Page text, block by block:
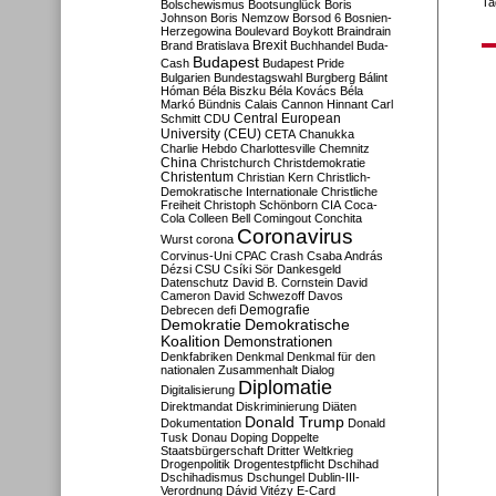
Bolschewismus Bootsunglück Boris
Johnson Boris Nemzow Borsod 6 Bosnien-
Herzegowina Boulevard Boykott Braindrain
Brand Bratislava Brexit Buchhandel Buda-
Cash Budapest Budapest Pride
Bulgarien Bundestagswahl Burgberg Bálint
Hóman Béla Biszku Béla Kovács Béla
Markó Bündnis Calais Cannon Hinnant Carl
Schmitt CDU Central European
University (CEU) CETA Chanukka
Charlie Hebdo Charlottesville Chemnitz
China Christchurch Christdemokratie
Christentum Christian Kern Christlich-
Demokratische Internationale Christliche
Freiheit Christoph Schönborn CIA Coca-
Cola Colleen Bell Comingout Conchita
Wurst corona Coronavirus
Corvinus-Uni CPAC Crash Csaba András
Dézsi CSU Csíki Sör Dankesgeld
Datenschutz David B. Cornstein David
Cameron David Schwezoff Davos
Debrecen defi Demografie
Demokratie Demokratische
Koalition Demonstrationen
Denkfabriken Denkmal Denkmal für den
nationalen Zusammenhalt Dialog
Digitalisierung Diplomatie
Direktmandat Diskriminierung Diäten
Dokumentation Donald Trump Donald
Tusk Donau Doping Doppelte
Staatsbürgerschaft Dritter Weltkrieg
Drogenpolitik Drogentestpflicht Dschihad
Dschihadismus Dschungel Dublin-III-
Verordnung Dávid Vitézy E-Card